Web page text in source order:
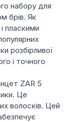
набору для
брів. Як
пласкими
розбірливої
і точного
ZAR 5
Це
волосків. Цей